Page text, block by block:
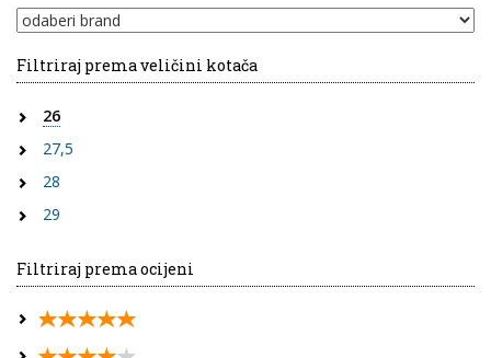
Filtriraj prema veličini kotača
26
27,5
28
29
Filtriraj prema ocijeni